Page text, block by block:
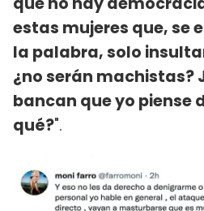
estas mujeres que, se
la palabra, solo
¿no serán machistas?
bancan que yo piense
qué?".